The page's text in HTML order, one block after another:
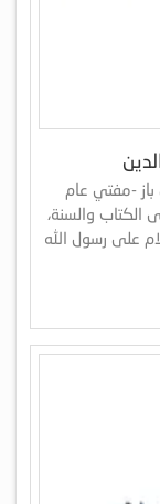
باز -مفتي عام
الكتاب والسنة،
على رسول الله